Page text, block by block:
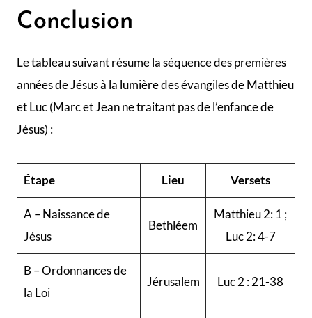
Conclusion
Le tableau suivant résume la séquence des premières
années de Jésus à la lumière des évangiles de Matthieu
et Luc (Marc et Jean ne traitant pas de l’enfance de
Jésus) :
Étape Lieu Versets
A – Naissance de
Jésus
Bethléem
Matthieu 2: 1 ;
Luc 2: 4-7
B – Ordonnances de
la Loi
Jérusalem Luc 2 : 21-38